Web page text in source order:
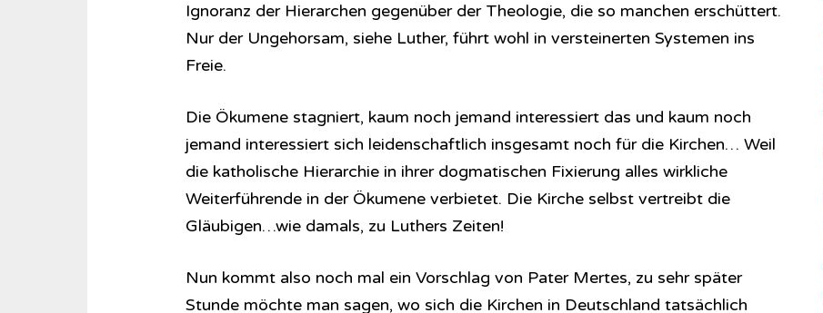
Ignoranz der Hierarchen gegenüber der Theologie, die so manchen erschüttert.
Nur der Ungehorsam, siehe Luther, führt wohl in versteinerten Systemen ins
Freie.
Die Ökumene stagniert, kaum noch jemand interessiert das und kaum noch
jemand interessiert sich leidenschaftlich insgesamt noch für die Kirchen… Weil
die katholische Hierarchie in ihrer dogmatischen Fixierung alles wirkliche
Weiterführende in der Ökumene verbietet. Die Kirche selbst vertreibt die
Gläubigen…wie damals, zu Luthers Zeiten!
Nun kommt also noch mal ein Vorschlag von Pater Mertes, zu sehr später
Stunde möchte man sagen, wo sich die Kirchen in Deutschland tatsächlich